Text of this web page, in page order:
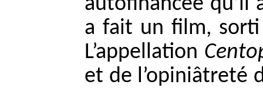
autofinancée qu’il
a fait un film,
L’appellation
et de l’opiniâtreté